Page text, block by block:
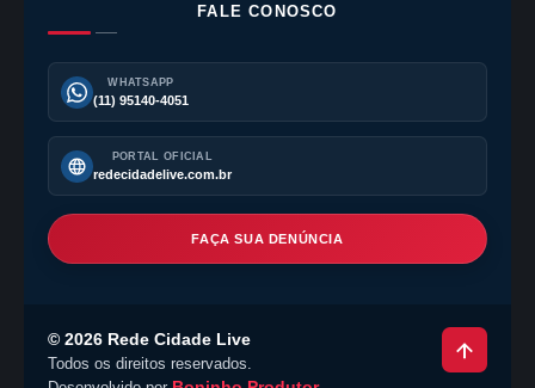
FALE CONOSCO
WHATSAPP
(11) 95140-4051
PORTAL OFICIAL
redecidadelive.com.br
FAÇA SUA DENÚNCIA
© 2026 Rede Cidade Live
Todos os direitos reservados.